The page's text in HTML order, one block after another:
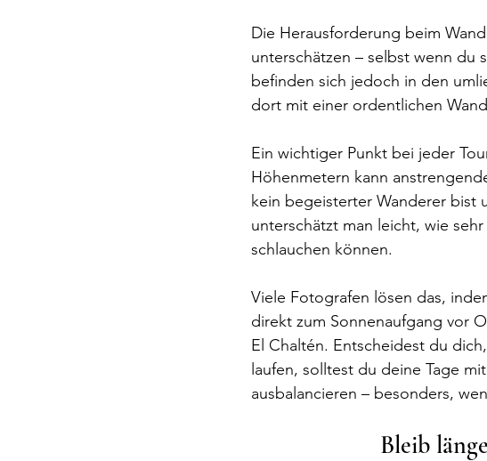
Die Herausforderung beim
unterschätzen – selbst wenn du
befinden sich jedoch in den
dort mit einer ordentlichen
Ein wichtiger Punkt bei jeder
Höhenmetern kann
kein begeisterter Wanderer bist
unterschätzt man leicht, wie
schlauchen können.
Viele Fotografen lösen das,
direkt zum Sonnenaufgang vor
El Chaltén. Entscheidest du
laufen, solltest du deine Tage
ausbalancieren – besonders,
Bleib